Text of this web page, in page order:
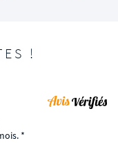
!
*